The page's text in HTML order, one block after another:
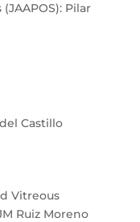
Pilar
Castillo
Vitreous
Ruiz Moreno